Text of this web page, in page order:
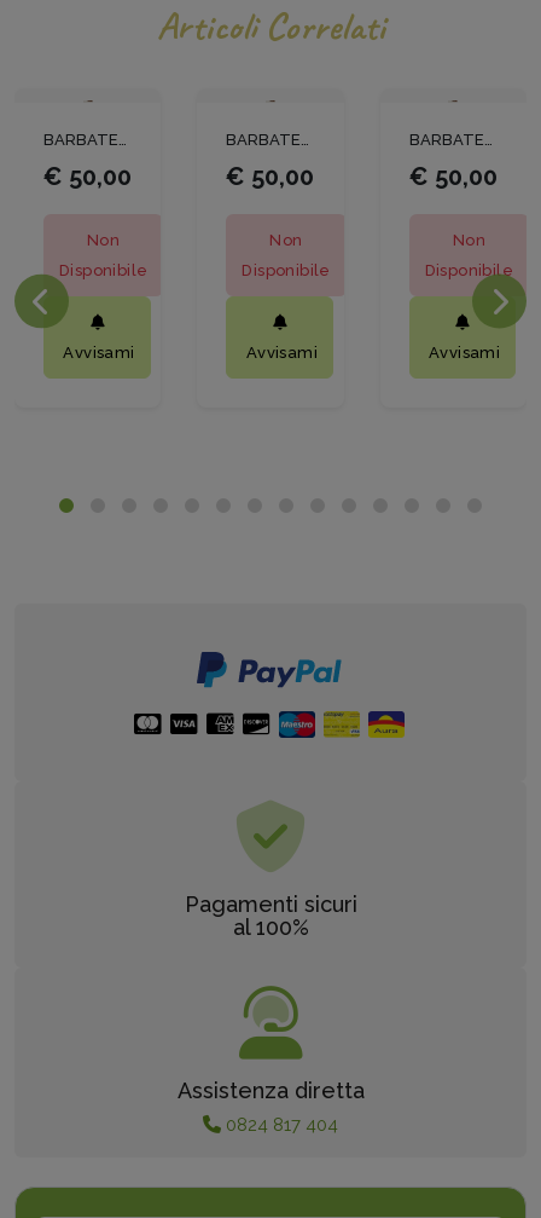
Articoli Correlati
BARBATELLE INCROCIO FEDIT CONF.25 PEZZI
€ 50,00
Non
Disponibile
Avvisami
BARBATELLE MALVASIA DI CANDIA AROMATICA CONF.25 PEZZI
€ 50,00
Non
Disponibile
Avvisami
BARBATELLE SANGIOVESE CONF.25 PEZZI
€ 50,00
Non
Disponibile
Avvisami
Pagamenti sicuri
al 100%
Assistenza diretta
0824 817 404